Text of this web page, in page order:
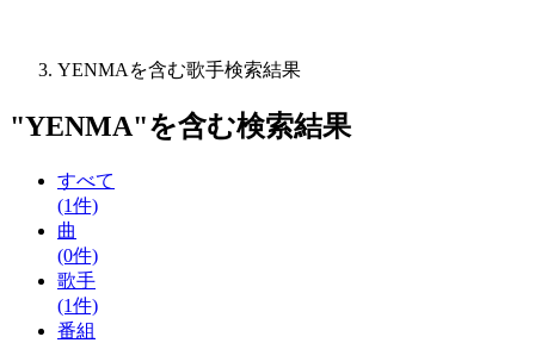
YENMAを含む歌手検索結果
"YENMA"を含む検索結果
すべて
(1件)
曲
(0件)
歌手
(1件)
番組